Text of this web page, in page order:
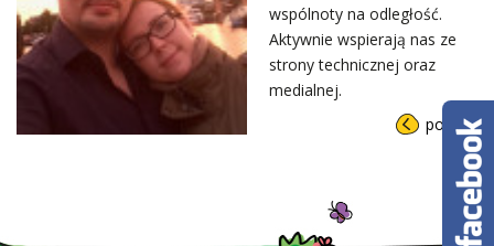
wspólnoty na odległość.
Aktywnie wspierają nas ze
strony technicznej oraz
medialnej.
powrót